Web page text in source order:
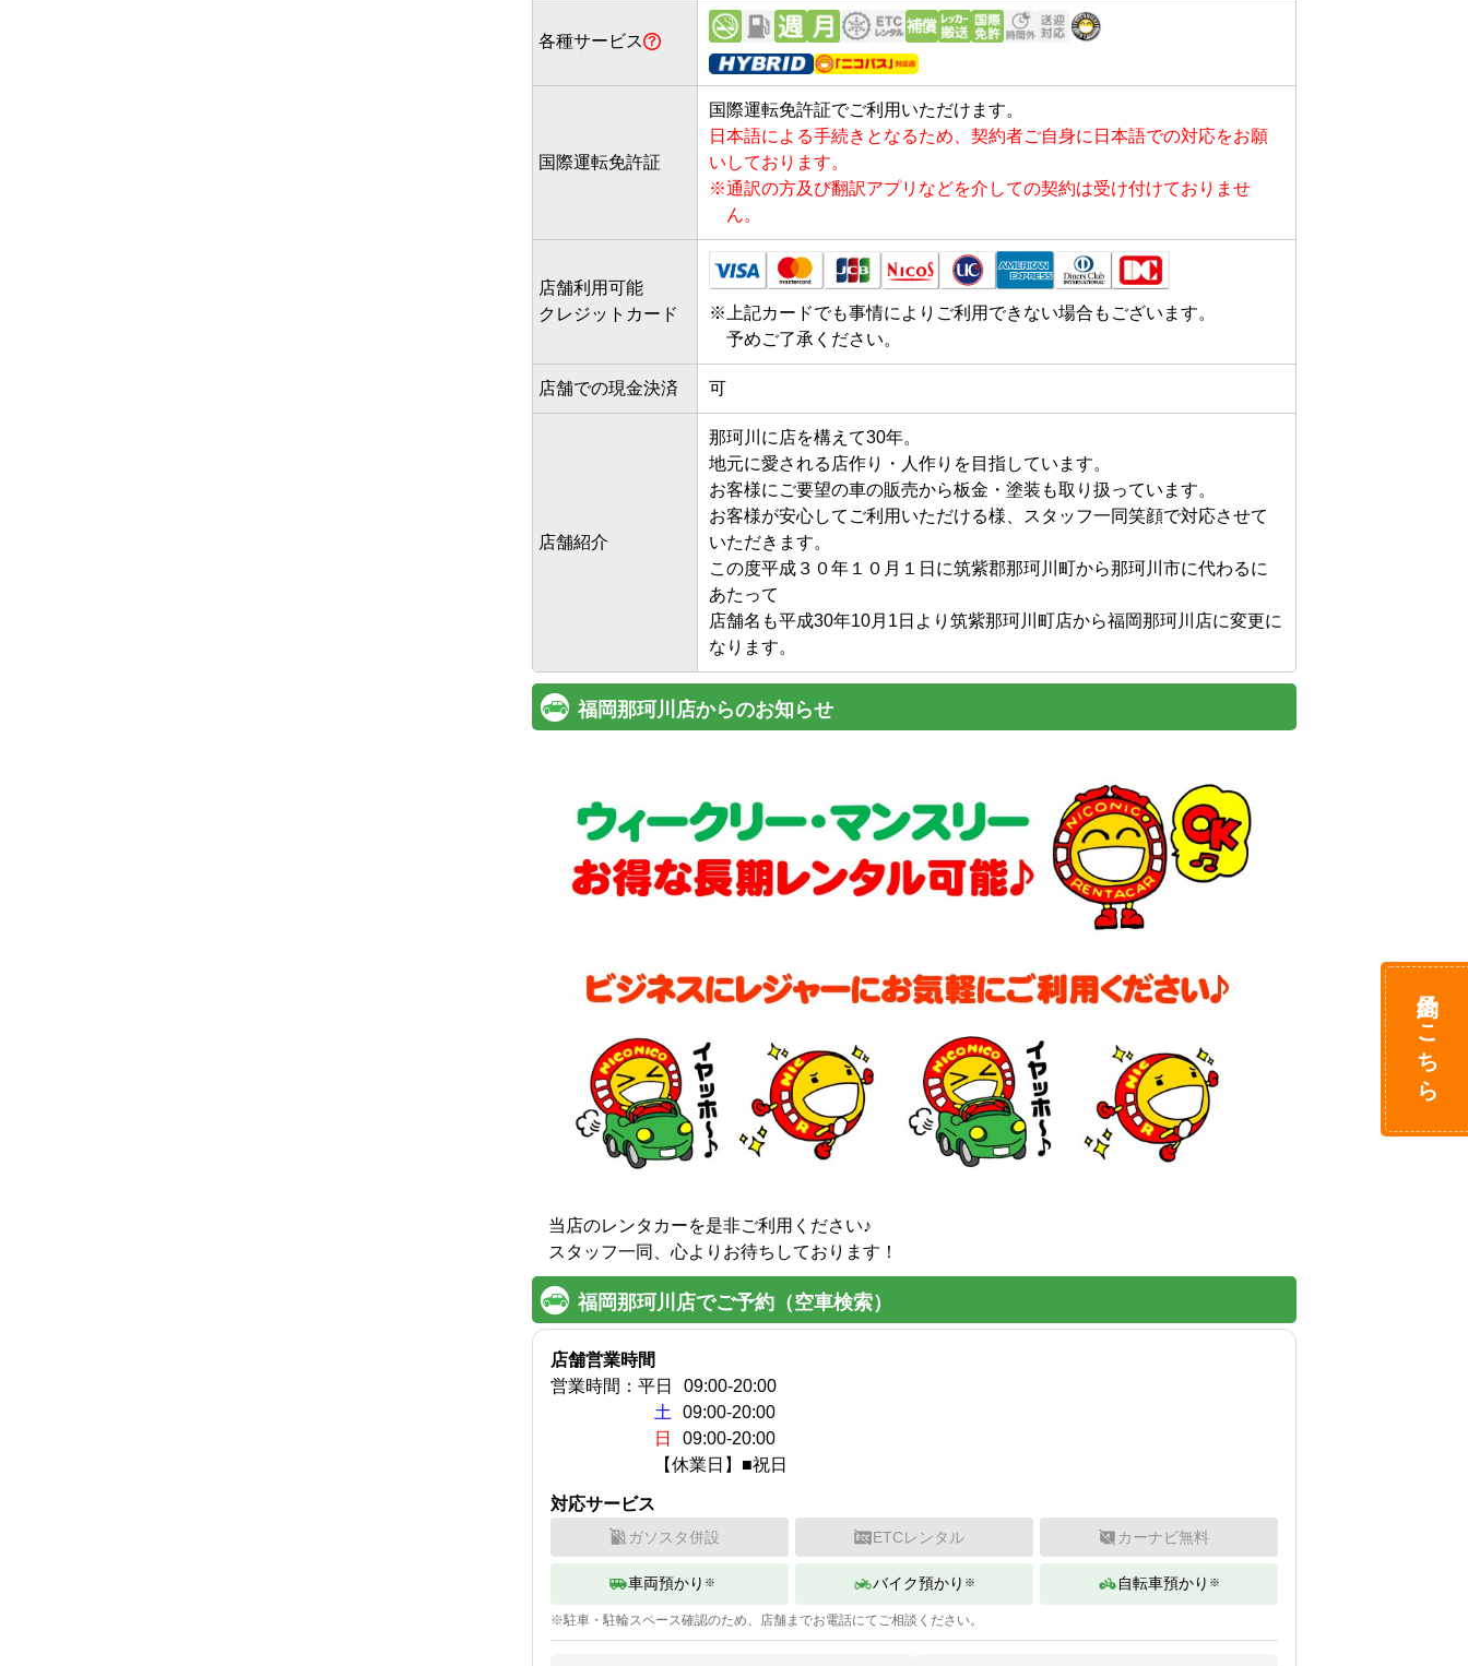
各種サービス
国際運転免許証
国際運転免許証でご利用いただけます。
日本語による手続きとなるため、契約者ご自身に日本語での対応をお願
いしております。
※通訳の方及び翻訳アプリなどを介しての契約は受け付けておりませ
ん。
店舗利用可能
クレジットカード
※ 上記カードでも事情によりご利用できない場合もございます。
予めご了承ください。
店舗での現金決済 可
店舗紹介
那珂川に店を構えて30年。
地元に愛される店作り・人作りを目指しています。
お客様にご要望の車の販売から板金・塗装も取り扱っています。
お客様が安心してご利用いただける様、スタッフ一同笑顔で対応させて
いただきます。
この度平成３０年１０月１日に筑紫郡那珂川町から那珂川市に代わるに
あたって
店舗名も平成30年10月1日より筑紫那珂川町店から福岡那珂川店に変更に
福岡那珂川店からのお知らせ
当店のレンタカーを是非ご利用ください♪
スタッフ一同、心よりお待ちしております！
福岡那珂川店でご予約（空車検索）
店舗営業時間
営業時間： 平日 09:00-20:00
土 09:00-20:00
日
09:00-20:00
【休業日】■祝日
対応サービス
ガソスタ併設 ETCレンタル カーナビ無料
車両預かり ※ バイク預かり ※ 自転車預かり ※
※駐車・駐輪スペース確認のため、店舗までお電話にてご相談ください。
予約はこちら